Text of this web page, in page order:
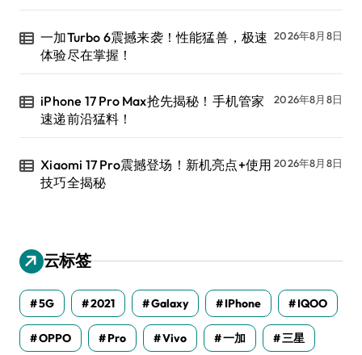
一加Turbo 6震撼来袭！性能猛兽，极速
体验尽在掌握！
2026年8月8日
iPhone 17 Pro Max抢先揭秘！手机管家
速递前沿猛料！
2026年8月8日
Xiaomi 17 Pro震撼登场！新机亮点+使用
技巧全揭秘
2026年8月8日
云标签
5G 2021 Galaxy IPhone IQOO
OPPO Pro Vivo 一加 三星